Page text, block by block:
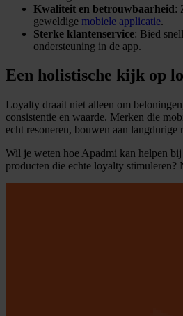
Kwaliteit en betrouwbaarheid:
geweldige mobiele applicatie.
Sterke klantenservice: Bied
ondersteuning in de app.
Een holistische kijk op
Loyalty draait niet alleen om
consistentie en waarde. Merken die
echt resoneren, bouwen aan langdurige
Wil je weten hoe Apadmi kan helpen
producten die echte loyalty stimuleren?